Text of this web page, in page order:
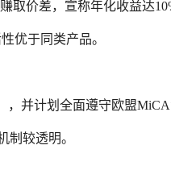
价差，宣称年化收益达
优于同类产品。
并计划全面遵守欧盟MiCA
制较透明。